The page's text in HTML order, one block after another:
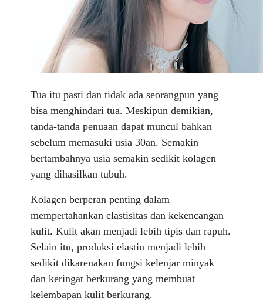
Tua itu pasti dan tidak ada seorangpun yang
bisa menghindari tua. Meskipun demikian,
tanda-tanda penuaan dapat muncul bahkan
sebelum memasuki usia 30an. Semakin
bertambahnya usia semakin sedikit kolagen
yang dihasilkan tubuh.
Kolagen berperan penting dalam
mempertahankan elastisitas dan kekencangan
kulit. Kulit akan menjadi lebih tipis dan rapuh.
Selain itu, produksi elastin menjadi lebih
sedikit dikarenakan fungsi kelenjar minyak
dan keringat berkurang yang membuat
kelembapan kulit berkurang.